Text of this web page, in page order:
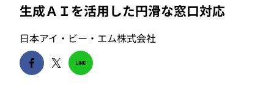
生成ＡＩを活用した円滑な窓口対応
日本アイ・ビー・エム株式会社